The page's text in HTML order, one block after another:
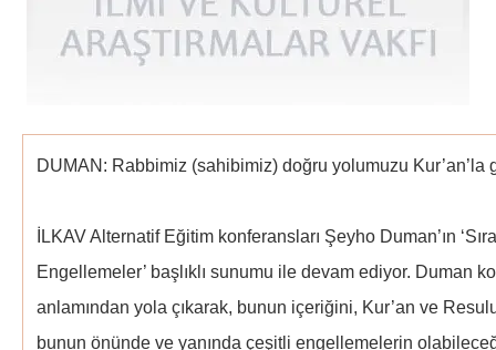
DUMAN: Rabbimiz (sahibimiz) doğru yolumuzu Kur’an’la
İLKAV Alternatif Eğitim konferansları Şeyho Duman’ın
Engellemeler’ başlıklı sunumu ile devam ediyor. Duman
anlamından yola çıkarak, bunun içeriğini, Kur’an ve
bunun önünde ve yanında çeşitli engellemelerin